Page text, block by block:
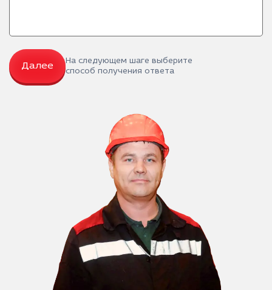
Далее
На следующем шаге выберите
способ получения ответа